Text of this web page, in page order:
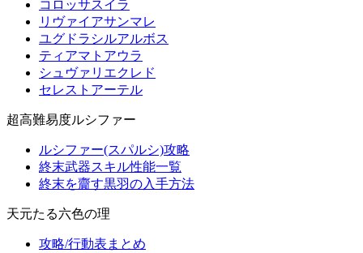
コロッサスイラ
リヴァイアサンマレ
ユグドラシルアルボス
ティアマトアウラ
シュヴァリエクレド
セレストアーテル
超高難易度ルシファー
ルシファー(スパルシ)攻略
終末武器スキル性能一覧
終末を齎す黒羽の入手方法
天元たる六色の理
攻略/行動表まとめ